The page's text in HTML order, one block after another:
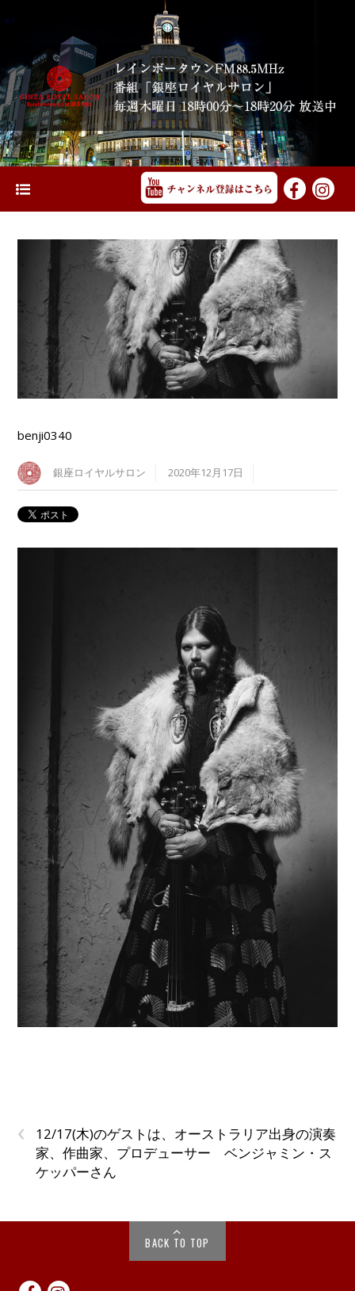
benji0340
銀座ロイヤルサロン 2020年12月17日
‹
12/17(木)のゲストは、オーストラリア出身の演奏
家、作曲家、プロデューサー ベンジャミン・ス
ケッパーさん
BACK TO TOP